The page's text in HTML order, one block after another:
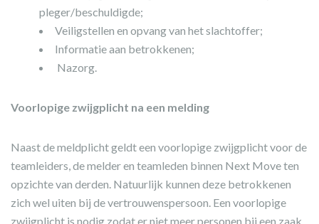
pleger/beschuldigde;
Veiligstellen en opvang van het slachtoffer;
Informatie aan betrokkenen;
Nazorg.
Voorlopige zwijgplicht na een melding
Naast de meldplicht geldt een voorlopige zwijgplicht voor de
teamleiders, de melder en teamleden binnen Next Move ten
opzichte van derden. Natuurlijk kunnen deze betrokkenen
zich wel uiten bij de vertrouwenspersoon. Een voorlopige
zwijgplicht is nodig zodat er niet meer personen bij een zaak